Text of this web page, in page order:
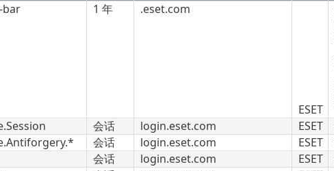
bar 1 年 .eset.com
ESET
会话 login.eset.com ESET
会话 login.eset.com ESET
会话 login.eset.com ESET